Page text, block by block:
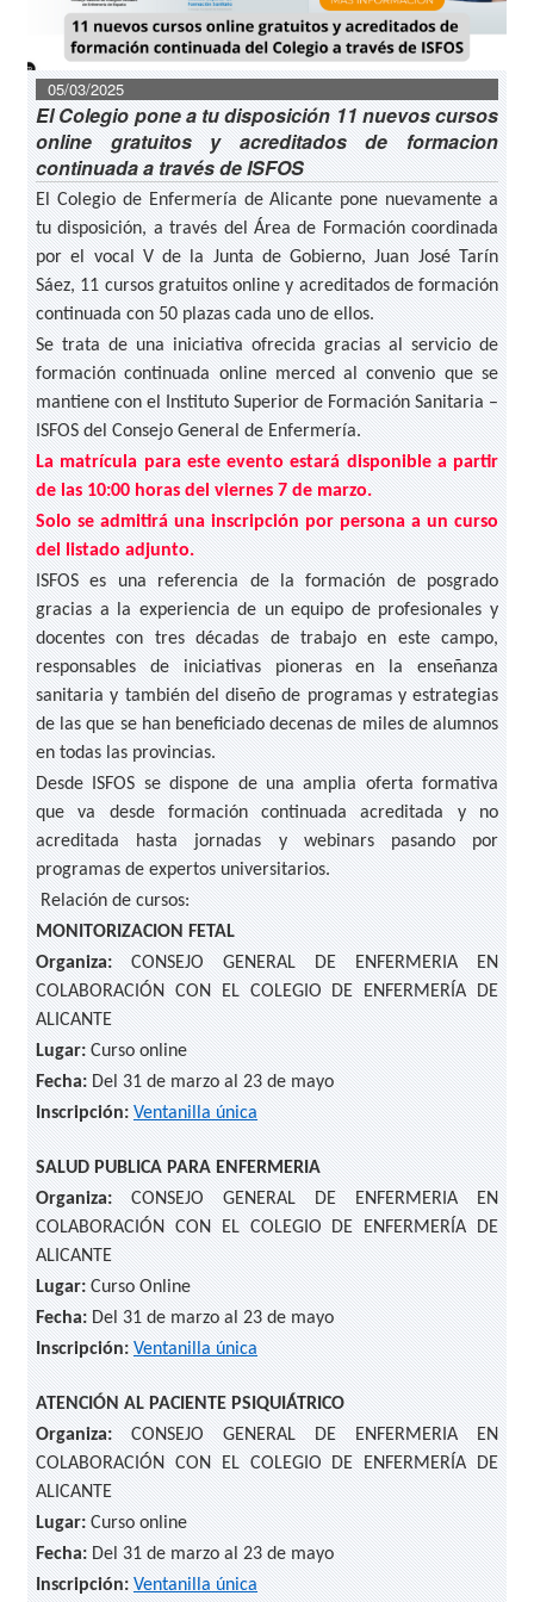
05/03/2025
El Colegio pone a tu disposición 11 nuevos cursos
online gratuitos y acreditados de formacion
continuada a través de ISFOS
El Colegio de Enfermería de Alicante pone nuevamente a
tu disposición, a través del Área de Formación coordinada
por el vocal V de la Junta de Gobierno, Juan José Tarín
Sáez, 11 cursos gratuitos online y acreditados de formación
continuada con 50 plazas cada uno de ellos.
Se trata de una iniciativa ofrecida gracias al servicio de
formación continuada online merced al convenio que se
mantiene con el Instituto Superior de Formación Sanitaria –
ISFOS del Consejo General de Enfermería.
La matrícula para este evento estará disponible a partir
de las 10:00 horas del viernes 7 de marzo.
Solo se admitirá una inscripción por persona a un curso
del listado adjunto.
ISFOS es una referencia de la formación de posgrado
gracias a la experiencia de un equipo de profesionales y
docentes con tres décadas de trabajo en este campo,
responsables de iniciativas pioneras en la enseñanza
sanitaria y también del diseño de programas y estrategias
de las que se han beneficiado decenas de miles de alumnos
en todas las provincias.
Desde ISFOS se dispone de una amplia oferta formativa
que va desde formación continuada acreditada y no
acreditada hasta jornadas y webinars pasando por
programas de expertos universitarios.
Relación de cursos:
MONITORIZACION FETAL
Organiza: CONSEJO GENERAL DE ENFERMERIA EN
COLABORACIÓN CON EL COLEGIO DE ENFERMERÍA DE
ALICANTE
Lugar: Curso online
Fecha: Del 31 de marzo al 23 de mayo
Inscripción: Ventanilla única
SALUD PUBLICA PARA ENFERMERIA
Organiza: CONSEJO GENERAL DE ENFERMERIA EN
COLABORACIÓN CON EL COLEGIO DE ENFERMERÍA DE
ALICANTE
Lugar: Curso Online
Fecha: Del 31 de marzo al 23 de mayo
Inscripción: Ventanilla única
ATENCIÓN AL PACIENTE PSIQUIÁTRICO
Organiza: CONSEJO GENERAL DE ENFERMERIA EN
COLABORACIÓN CON EL COLEGIO DE ENFERMERÍA DE
ALICANTE
Lugar: Curso online
Fecha: Del 31 de marzo al 23 de mayo
Inscripción: Ventanilla única